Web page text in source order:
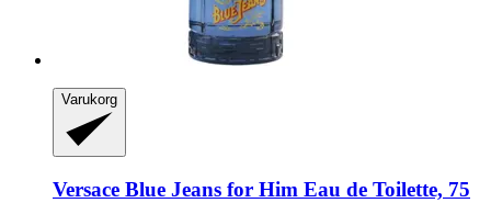
Varukorg
Versace Blue Jeans for Him Eau de Toilette, 75